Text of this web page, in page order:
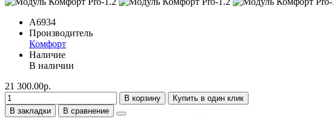
A6934
Производитель
Комфорт
Наличие
В наличии
21 300.00р.
В корзину
Купить в один клик
В закладки
В сравнение